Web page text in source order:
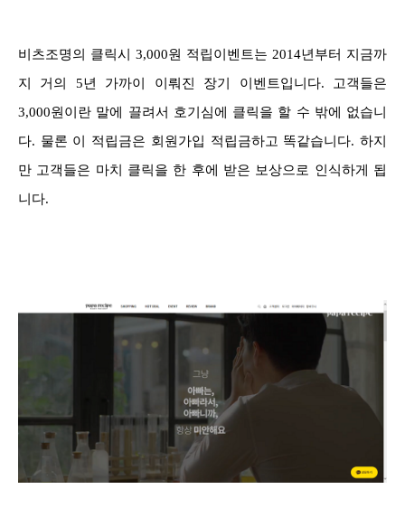
비츠조명의 클릭시 3,000원 적립이벤트는 2014년부터 지금까
지 거의 5년 가까이 이뤄진 장기 이벤트입니다. 고객들은
3,000원이란 말에 끌려서 호기심에 클릭을 할 수 밖에 없습니
다. 물론 이 적립금은 회원가입 적립금하고 똑같습니다. 하지
만 고객들은 마치 클릭을 한 후에 받은 보상으로 인식하게 됩
니다.